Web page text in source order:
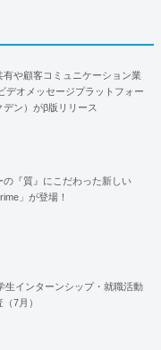
有や顧客コミュニケーション業
デオメッセージプラットフォー
デン）がβ版リリース
の『質』にこだわった新しい
」が登場！
生インターンシップ・就職活動
7月）